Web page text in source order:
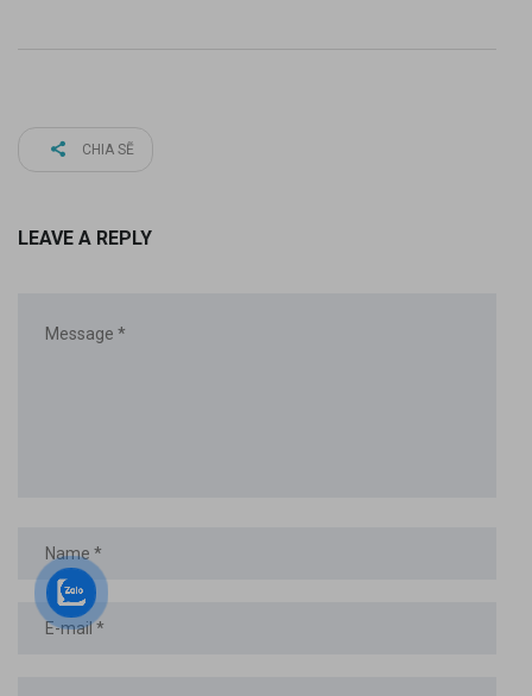
CHIA SẼ
LEAVE A REPLY